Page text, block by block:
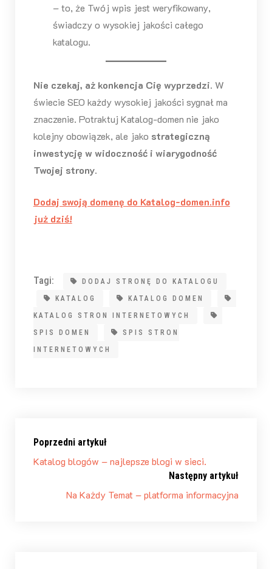
– to, że Twój wpis jest weryfikowany,
świadczy o wysokiej jakości całego
katalogu.
Nie czekaj, aż konkencja Cię wyprzedzi. W
świecie SEO każdy wysokiej jakości sygnał ma
znaczenie. Potraktuj Katalog-domen nie jako
kolejny obowiązek, ale jako strategiczną
inwestycję w widoczność i wiarygodność
Twojej strony.
Dodaj swoją domenę do Katalog-domen.info
już dziś!
Tagi:
DODAJ STRONĘ DO KATALOGU
KATALOG
KATALOG DOMEN
KATALOG STRON INTERNETOWYCH
SPIS DOMEN
SPIS STRON
INTERNETOWYCH
Poprzedni artykuł
Katalog blogów – najlepsze blogi w sieci.
Następny artykuł
Na Każdy Temat – platforma informacyjna